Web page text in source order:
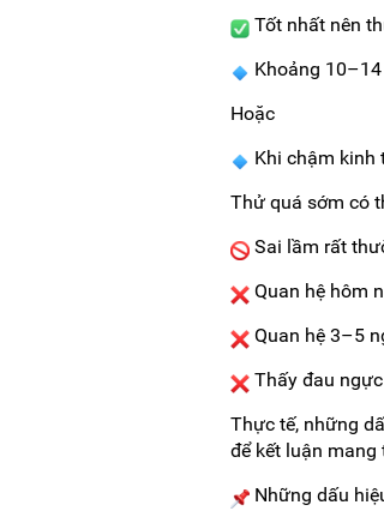
Tốt nhất nên
Khoảng
Hoặc
Khi chậm kinh
Thử quá sớm có
Sai lầm rất
Quan hệ hôm
Quan hệ 3–5
Thấy đau
Thực tế, những
để kết luận mang
Những dấu